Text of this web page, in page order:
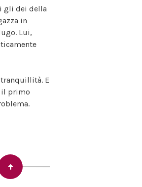
gli dei della
in
Lui,
E
il primo